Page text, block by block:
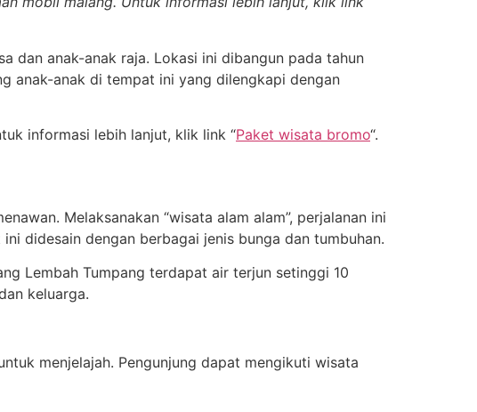
dan anak-anak raja. Lokasi ini dibangun pada tahun
anak-anak di tempat ini yang dilengkapi dengan
informasi lebih lanjut, klik link “Paket wisata bromo“.
Melaksanakan “wisata alam alam”, perjalanan ini
didesain dengan berbagai jenis bunga dan tumbuhan.
Lembah Tumpang terdapat air terjun setinggi 10
keluarga.
menjelajah. Pengunjung dapat mengikuti wisata